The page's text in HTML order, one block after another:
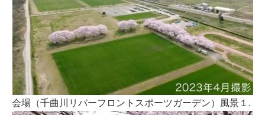
会場（千曲川リバーフロントスポーツガーデン）風景１.